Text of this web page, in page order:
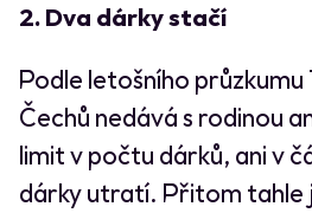
2. Dva dárky stačí
Podle letošního průzkumu
Čechů nedává s rodinou
limit v počtu dárků, ani v
dárky utratí. Přitom tahle